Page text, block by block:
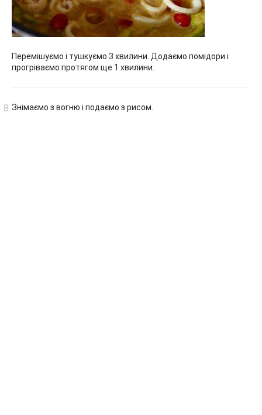
Перемішуємо і тушкуємо 3 хвилини. Додаємо помідори і
прогріваємо протягом ще 1 хвилини.
Знімаємо з вогню і подаємо з рисом.